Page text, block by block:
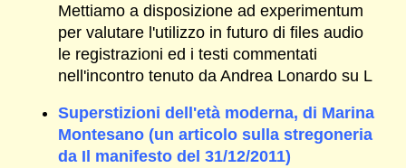
Mettiamo a disposizione ad experimentum
per valutare l'utilizzo in futuro di files audio
le registrazioni ed i testi commentati
nell'incontro tenuto da Andrea Lonardo su L
Superstizioni dell'età moderna, di Marina
Montesano (un articolo sulla stregoneria
da Il manifesto del 31/12/2011)